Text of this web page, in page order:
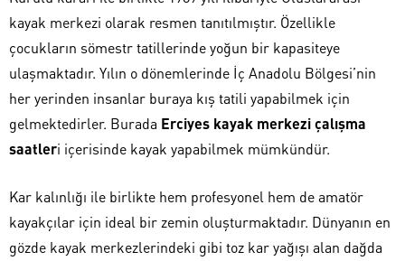
kayak merkezi olarak resmen tanıtılmıştır. Özellikle
çocukların sömestr tatillerinde yoğun bir kapasiteye
ulaşmaktadır. Yılın o dönemlerinde İç Anadolu Bölgesi’nin
her yerinden insanlar buraya kış tatili yapabilmek için
gelmektedirler. Burada Erciyes kayak merkezi çalışma
saatleri içerisinde kayak yapabilmek mümkündür.
Kar kalınlığı ile birlikte hem profesyonel hem de amatör
kayakçılar için ideal bir zemin oluşturmaktadır. Dünyanın en
gözde kayak merkezlerindeki gibi toz kar yağışı alan dağda